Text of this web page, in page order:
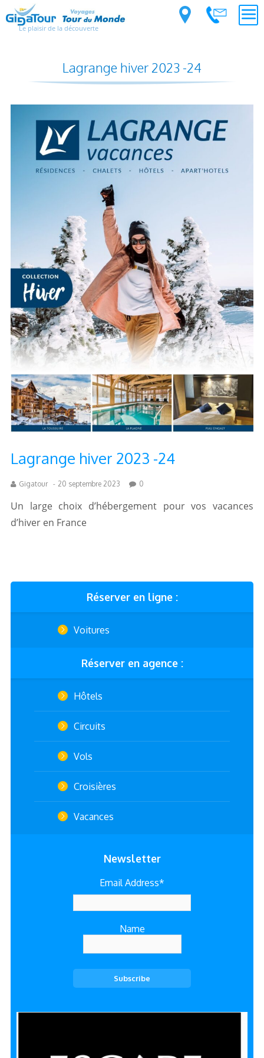
Le plaisir de la découverte
Lagrange hiver 2023 -24
Réserver en ligne :
Voitures
Réserver en agence :
Hôtels
Circuits
Vols
Croisières
Vacances
Newsletter
Email Address*
Name
Lagrange hiver 2023 -24
Gigatour - 20 septembre 2023 0
Un large choix d’hébergement pour vos vacances
d’hiver en France